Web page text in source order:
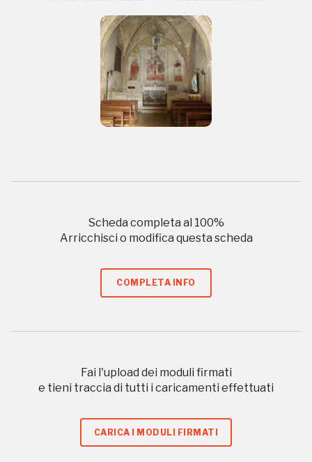
Scheda completa al 100%
Arricchisci o modifica questa scheda
COMPLETA INFO
Fai l'upload dei moduli firmati
e tieni traccia di tutti i caricamenti effettuati
CARICA I MODULI FIRMATI
Ingresso gratuito
nei Beni FAI tutto l'anno
Tutto questo non
sarebbe possibile
senza di te